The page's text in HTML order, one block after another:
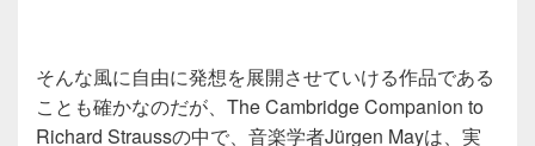
そんな風に自由に発想を展開させていける作品である
ことも確かなのだが、The Cambridge Companion to
Richard Straussの中で、音楽学者Jürgen Mayは、実